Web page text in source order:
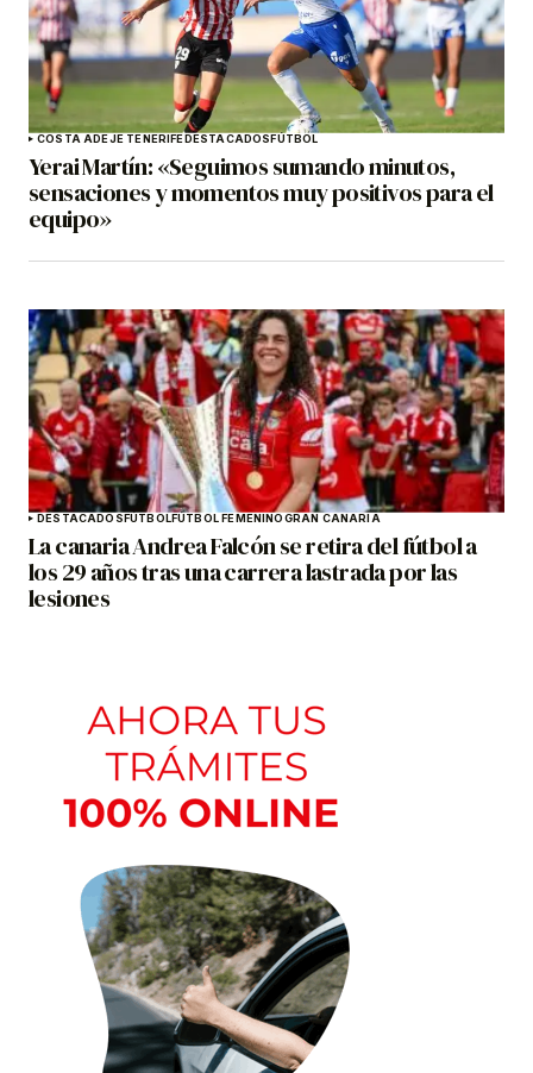
COSTA ADEJE TENERIFEDESTACADOSFÚTBOL
Yerai Martín: «Seguimos sumando minutos,
sensaciones y momentos muy positivos para el
equipo»
DESTACADOSFÚTBOLFÚTBOL FEMENINOGRAN CANARIA
La canaria Andrea Falcón se retira del fútbol a
los 29 años tras una carrera lastrada por las
lesiones